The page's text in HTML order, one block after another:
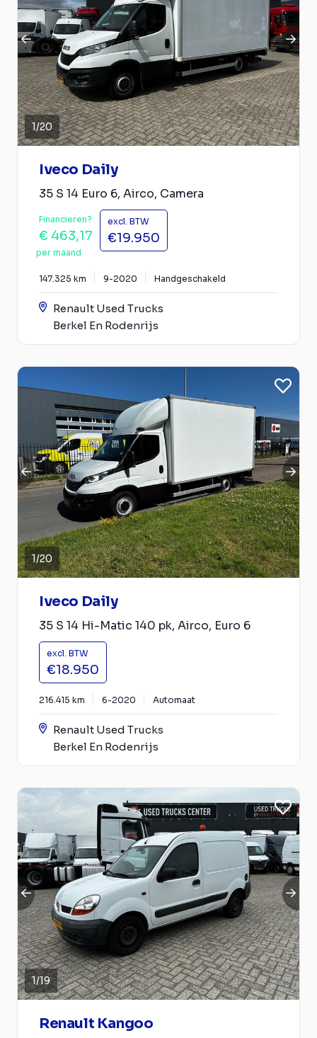
1/20
Iveco Daily
35 S 14 Euro 6, Airco, Camera
Financieren?
€ 463,17
per maand
excl. BTW
€19.950
147.325 km 9-2020 Handgeschakeld
Renault Used Trucks
Berkel En Rodenrijs
1/20
Iveco Daily
35 S 14 Hi-Matic 140 pk, Airco, Euro 6
excl. BTW
€18.950
216.415 km 6-2020 Automaat
Renault Used Trucks
Berkel En Rodenrijs
1/19
Renault Kangoo